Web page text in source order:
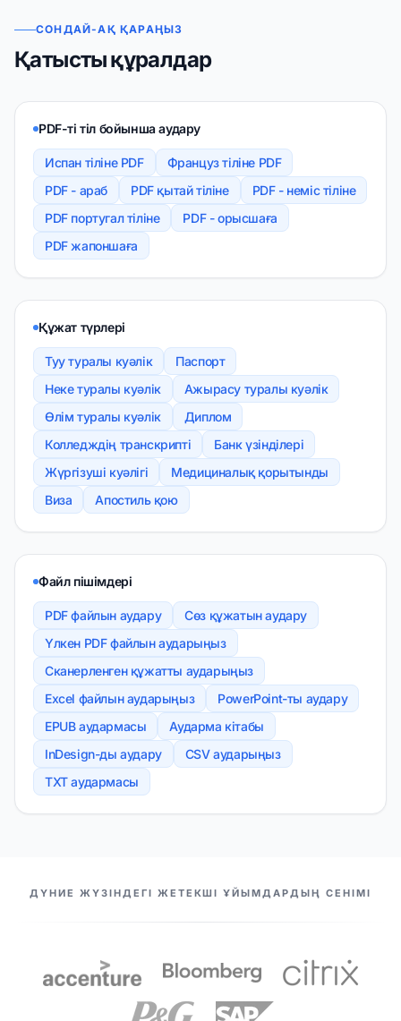
СОНДАЙ-АҚ ҚАРАҢЫЗ
Қатысты құралдар
PDF-ті тіл бойынша аудару
Испан тіліне PDF
Француз тіліне PDF
PDF - араб
PDF қытай тіліне
PDF - неміс тіліне
PDF португал тіліне
PDF - орысшаға
PDF жапоншаға
Құжат түрлері
Туу туралы куәлік
Паспорт
Неке туралы куәлік
Ажырасу туралы куәлік
Өлім туралы куәлік
Диплом
Колледждің транскрипті
Банк үзінділері
Жүргізуші куәлігі
Медициналық қорытынды
Виза
Апостиль қою
Файл пішімдері
PDF файлын аудару
Сөз құжатын аудару
Үлкен PDF файлын аударыңыз
Сканерленген құжатты аударыңыз
Excel файлын аударыңыз
PowerPoint-ты аудару
EPUB аудармасы
Аударма кітабы
InDesign-ды аудару
CSV аударыңыз
TXT аудармасы
БІЗДІҢ СЕРІКТЕСТЕР
ДҮНИЕ ЖҮЗІНДЕГІ ЖЕТЕКШІ ҰЙЫМДАРДЫҢ СЕНІМІ